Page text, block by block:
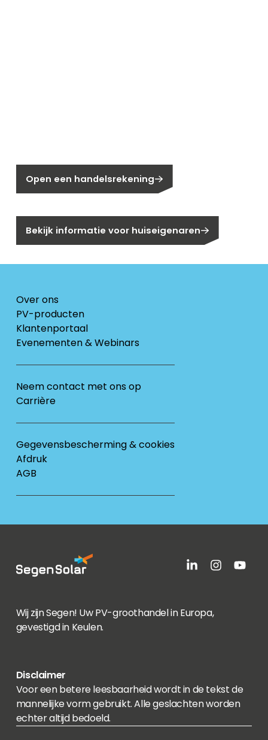
Open een handelsrekening
Bekijk informatie voor huiseigenaren
Over ons
PV-producten
Klantenportaal
Evenementen & Webinars
Neem contact met ons op
Carrière
Gegevensbescherming & cookies
Afdruk
AGB
Wij zijn Segen! Uw PV-groothandel in Europa,
gevestigd in Keulen.
Disclaimer
Voor een betere leesbaarheid wordt in de tekst de
mannelijke vorm gebruikt. Alle geslachten worden
echter altijd bedoeld.